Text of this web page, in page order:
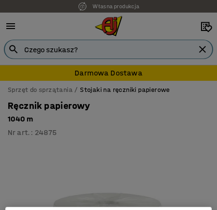
Własna produkcja
Darmowa Dostawa
Sprzęt do sprzątania Stojaki na ręczniki papierowe
Ręcznik papierowy
1040 m
Nr art. : 24875